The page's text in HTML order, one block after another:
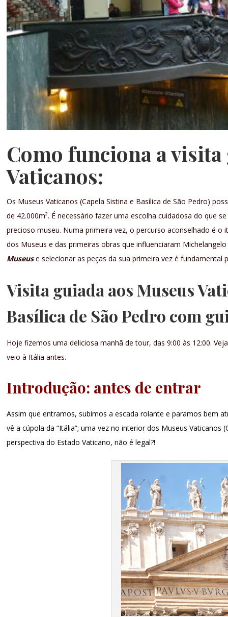
Como funciona a visita
Vaticanos:
Os Museus Vaticanos (Capela Sistina e Basílica de São Pedro)
de 42.000m². É necessário fazer uma escolha cuidadosa do que
precioso museu. Numa primeira vez, o percurso aconselhado é
dos Museus e das primeiras obras que influenciaram
Museuse selecionar as peças da sua primeira vez é fundamental
Visita guiada aos Museus
Basílica de São Pedro com
Hoje fizemos uma deliciosa manhã de tour, das 9:00 às 12:00.
veio à Itália antes.
Introdução: antes de entrar
Assim que entramos, subimos a escada rolante e paramos bem
vê a cúpola da “Itália”; uma vez no interior dos Museus Vaticanos
perspectiva do Estado Vaticano, não é legal?!